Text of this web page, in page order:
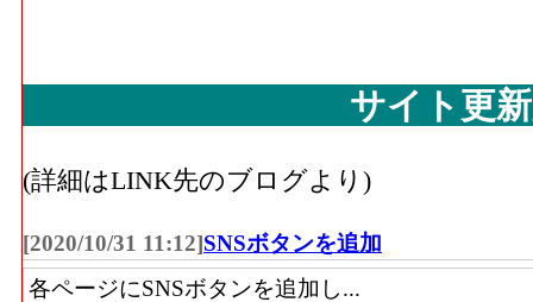
サイト更
(詳細はLINK先のブログより)
[2020/10/31 11:12]SNSボタンを追加
各ページにSNSボタンを追加し...